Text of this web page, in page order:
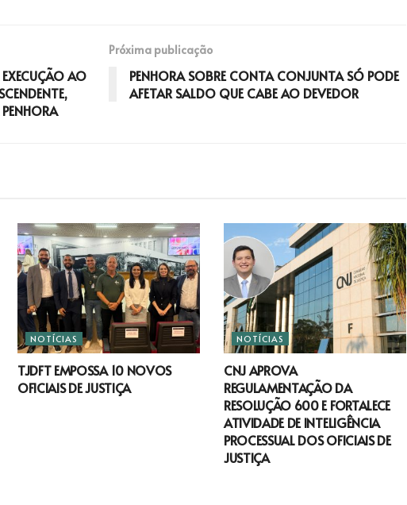
AO
Próxima publicação
PENHORA SOBRE CONTA CONJUNTA SÓ PODE
AFETAR SALDO QUE CABE AO DEVEDOR
NOTÍCIAS
TJDFT EMPOSSA 10 NOVOS
OFICIAIS DE JUSTIÇA
NOTÍCIAS
CNJ APROVA
REGULAMENTAÇÃO DA
RESOLUÇÃO 600 E FORTALECE
ATIVIDADE DE INTELIGÊNCIA
PROCESSUAL DOS OFICIAIS DE
JUSTIÇA